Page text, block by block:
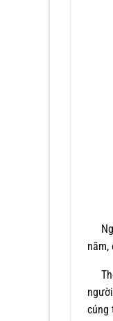
năm,
cúng